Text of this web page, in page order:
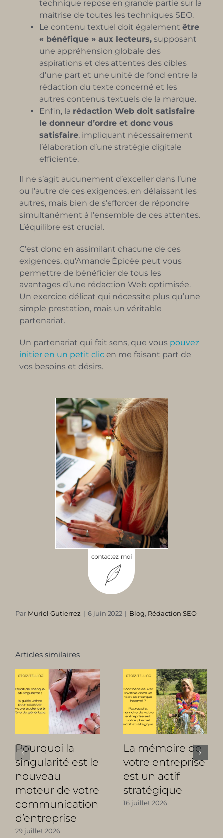
technique repose en grande partie sur la
maitrise de toutes les techniques SEO.
Le contenu textuel doit également être
« bénéfique » aux lecteurs,supposant
une appréhension globale des
aspirations et des attentes des cibles
d’une part et une unité de fond entre la
rédaction du texte concerné et les
autres contenus textuels de la marque.
Enfin, la rédaction Web doit satisfaire
le donneur d’ordre et donc vous
satisfaire, impliquant nécessairement
l’élaboration d’une stratégie digitale
efficiente.
Il ne s’agit aucunement d’exceller dans l’une
ou l’autre de ces exigences, en délaissant les
autres, mais bien de s’efforcer de répondre
simultanément à l’ensemble de ces attentes.
L’équilibre est crucial.
C’est donc en assimilant chacune de ces
exigences, qu’Amande Épicée peut vous
permettre de bénéficier de tous les
avantages d’une rédaction Web optimisée.
Un exercice délicat qui nécessite plus qu’une
simple prestation, mais un véritable
partenariat.
Un partenariat qui fait sens, que vous pouvez
initier en un petit clic en me faisant part de
vos besoins et désirs.
Par Muriel Gutierrez | 6 juin 2022 | Blog, Rédaction SEO
Articles similaires
Pourquoi la
singularité est le
nouveau
moteur de votre
communication
d’entreprise
29 juillet 2026
La mémoire de
votre entreprise
est un actif
stratégique
16 juillet 2026